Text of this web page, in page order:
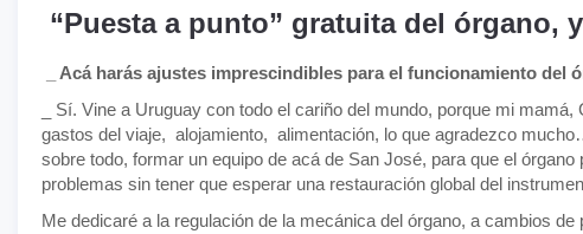
“Puesta a punto” gratuita del órgano,
_ Acá harás ajustes imprescindibles para el funcionamiento
_ Sí. Vine a Uruguay con todo el cariño del mundo, porque mi
gastos del viaje, alojamiento, alimentación, lo que agradezco
sobre todo, formar un equipo de acá de San José, para que el
problemas sin tener que esperar una restauración global del
Me dedicaré a la regulación de la mecánica del órgano, a cambios